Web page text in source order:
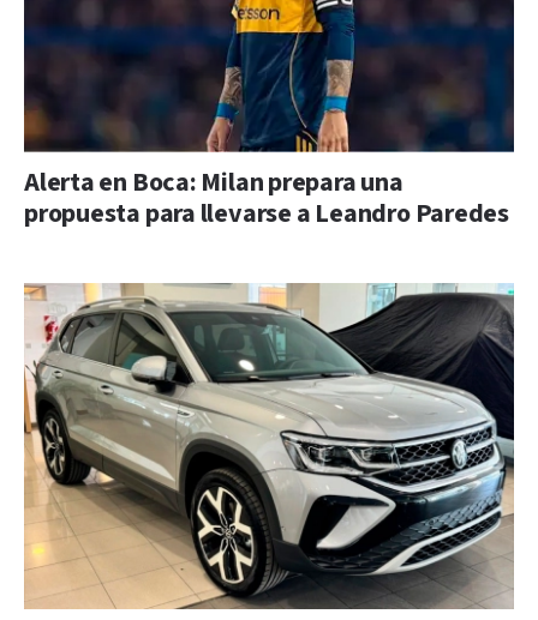
Alerta en Boca: Milan prepara una
propuesta para llevarse a Leandro Paredes